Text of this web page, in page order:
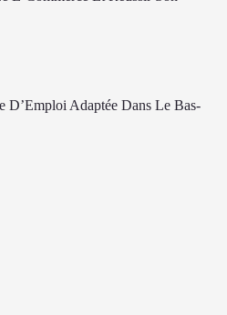
D’Emploi Adaptée Dans Le Bas-